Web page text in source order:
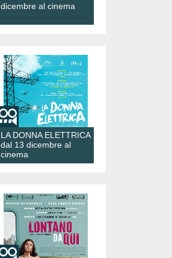
dicembre al cinema
LA DONNA ELETTRICA
dal 13 dicembre al
cinema